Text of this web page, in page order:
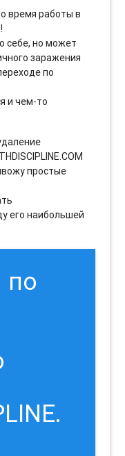
время работы в
себе, но может
заражения
по
и чем-то
простые
его наибольшей
по